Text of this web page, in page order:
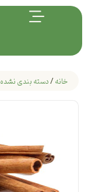
خانه/دسته بندی نشده